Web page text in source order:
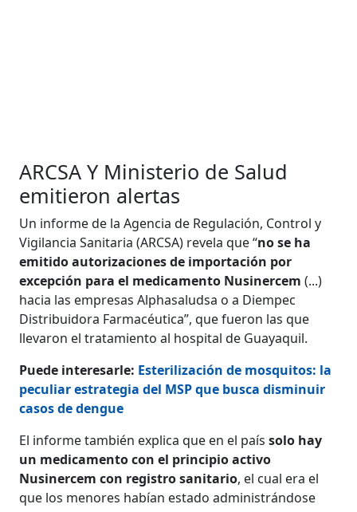
ARCSA Y Ministerio de Salud
emitieron alertas
Un informe de la Agencia de Regulación, Control y
Vigilancia Sanitaria (ARCSA) revela que “no se ha
emitido autorizaciones de importación por
excepción para el medicamento Nusinercem (...)
hacia las empresas Alphasaludsa o a Diempec
Distribuidora Farmacéutica”, que fueron las que
llevaron el tratamiento al hospital de Guayaquil.
Puede interesarle: Esterilización de mosquitos: la
peculiar estrategia del MSP que busca disminuir
casos de dengue
El informe también explica que en el paíssolo hay
un medicamento con el principio activo
Nusinercem con registro sanitario, el cual era el
que los menores habían estado administrándose